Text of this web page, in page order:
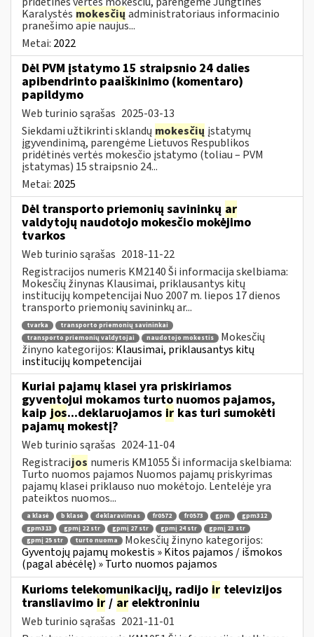
Karalystės mokesčių administratoriaus informacinio
pranešimo apie naujus...
Metai: 2022
Dėl PVM įstatymo 15 straipsnio 24 dalies
apibendrinto paaiškinimo (komentaro)
papildymo
Web turinio sąrašas 2025-03-13
Siekdami užtikrinti sklandų mokesčių įstatymų
įgyvendinimą, parengėme Lietuvos Respublikos
pridėtinės vertės mokesčio įstatymo (toliau – PVM
įstatymas) 15 straipsnio 24...
Metai: 2025
Dėl transporto priemonių savininkų ar
valdytojų naudotojo mokesčio mokėjimo
tvarkos
Web turinio sąrašas 2018-11-22
Registracijos numeris KM2140 Ši informacija skelbiama:
Mokesčių žinynas Klausimai, priklausantys kitų
institucijų kompetencijai Nuo 2007 m. liepos 17 dienos
transporto priemonių savininkų ar...
tvarka
transporto priemonių savininkai
transporto priemonių valdytojai
naudotojo mokestis
Mokesčių
žinyno kategorijos: Klausimai, priklausantys kitų
institucijų kompetencijai
Kuriai pajamų klasei yra priskiriamos
gyventojui mokamos turto nuomos pajamos,
kaip jos...deklaruojamos ir kas turi sumokėti
pajamų mokestį?
Web turinio sąrašas 2024-11-04
Registracijos numeris KM1055 Ši informacija skelbiama:
Turto nuomos pajamos Nuomos pajamų priskyrimas
pajamų klasei priklauso nuo mokėtojo. Lentelėje yra
pateiktos nuomos...
a klasė b klasė deklaravimas fr0572 fr0573 gpm
gpm312
gpm313
gpmį 22 str gpmį 27 str gpmį 24 str
gpmį 23 str
gpmį 25 str
turto nuoma
Mokesčių žinyno kategorijos:
Gyventojų pajamų mokestis » Kitos pajamos / išmokos
(pagal abėcėlę) » Turto nuomos pajamos
Kurioms telekomunikacijų, radijo ir televizijos
transliavimo ir / ar elektroniniu
Web turinio sąrašas 2021-11-01